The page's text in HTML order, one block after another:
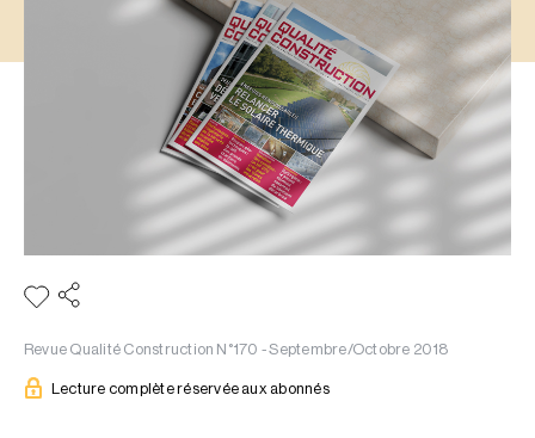
Revue Qualité Construction N°170 - Septembre/Octobre 2018
Lecture complète réservée aux abonnés